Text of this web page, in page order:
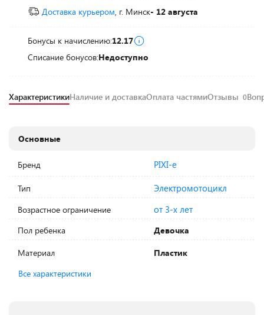
Доставка курьером, г. Минск- 12 августа
Бонусы к начислению:12.17
Списание бонусов:Недоступно
ХарактеристикиНаличие и доставкаОплата частямиОтзывы 0
Основные
Бренд PIXI-e
Тип Электромотоцикл
Возрастное ограничение от 3-х лет
Пол ребенка
Девочка
Материал
Пластик
Все характеристики